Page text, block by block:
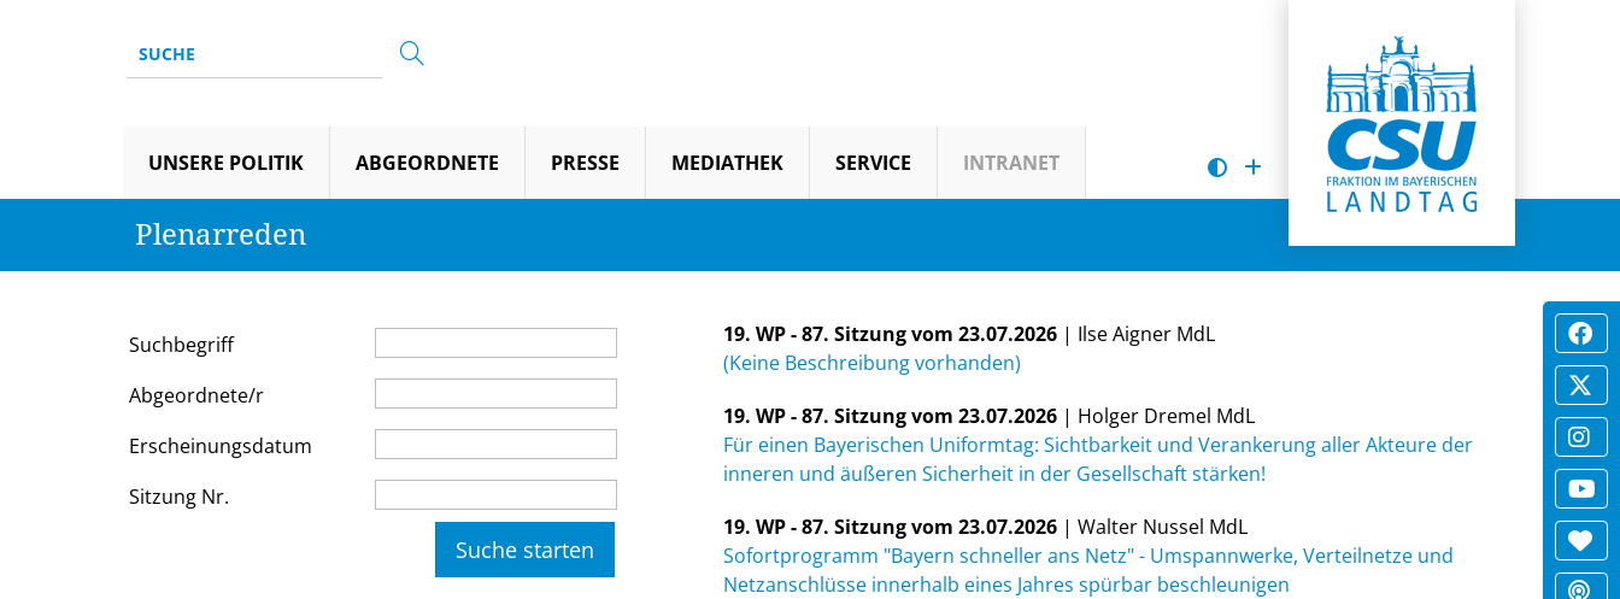
UNSERE POLITIK ABGEORDNETE PRESSE MEDIATHEK SERVICE INTRANET
Plenarreden
Suchbegriff
Abgeordnete/r
Erscheinungsdatum
Sitzung Nr.
19. WP - 87. Sitzung vom 23.07.2026| Ilse Aigner MdL
(Keine Beschreibung vorhanden)
19. WP - 87. Sitzung vom 23.07.2026| Holger Dremel MdL
Für einen Bayerischen Uniformtag: Sichtbarkeit und Verankerung aller Akteure der
inneren und äußeren Sicherheit in der Gesellschaft stärken!
19. WP - 87. Sitzung vom 23.07.2026| Walter Nussel MdL
Sofortprogramm "Bayern schneller ans Netz" - Umspannwerke, Verteilnetze und
Netzanschlüsse innerhalb eines Jahres spürbar beschleunigen